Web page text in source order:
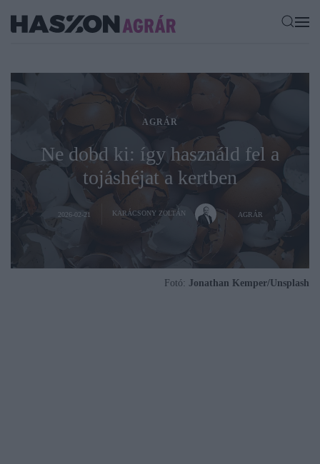
AGRÁR
Ne dobd ki: így használd fel a
tojáshéjat a kertben
2026-02-21 KARÁCSONY ZOLTÁN AGRÁR
Fotó: Jonathan Kemper/Unsplash